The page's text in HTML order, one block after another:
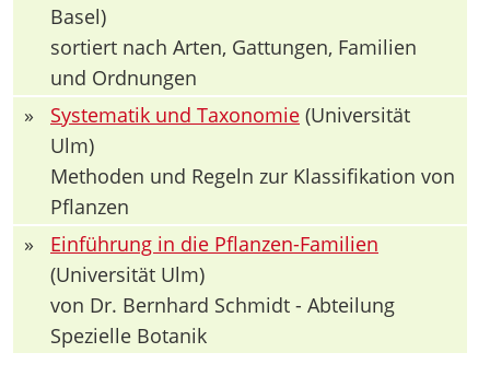
Basel)
sortiert nach Arten, Gattungen, Familien
und Ordnungen
»
Systematik und Taxonomie (Universität
Ulm)
Methoden und Regeln zur Klassifikation von
Pflanzen
»
Einführung in die Pflanzen-Familien
(Universität Ulm)
von Dr. Bernhard Schmidt - Abteilung
Spezielle Botanik